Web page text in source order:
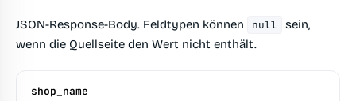
JSON-Response-Body. Feldtypen können null
sein,
wenn die Quellseite den Wert nicht enthält.
shop_name